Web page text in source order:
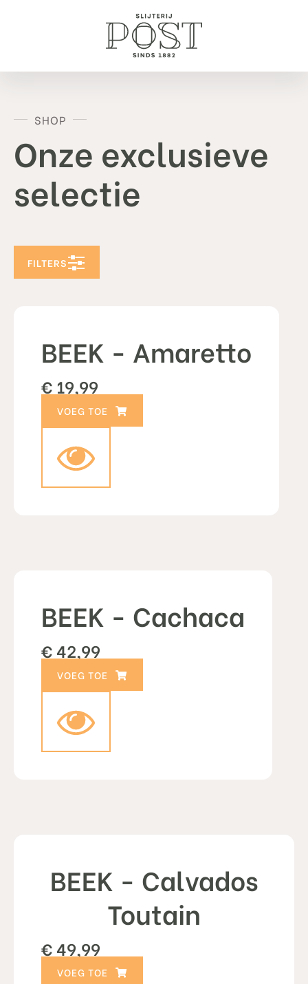
SHOP
Onze exclusieve
selectie
FILTERS
BEEK - Amaretto
€ 19,99
BEEK - Cachaca
€ 42,99
BEEK - Calvados
Toutain
€ 49,99